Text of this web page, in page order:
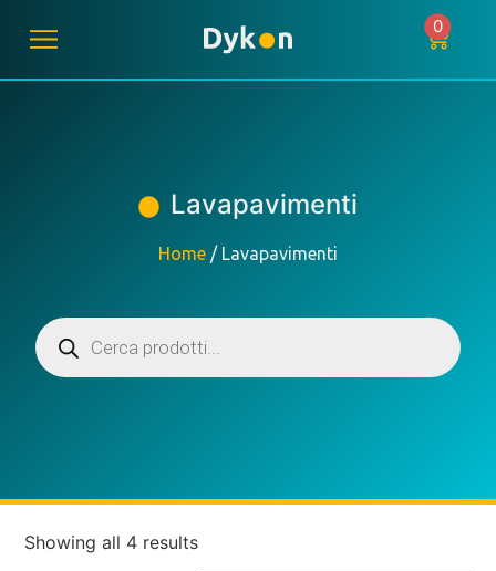
0
Lavapavimenti
Home / Lavapavimenti
Showing all 4 results